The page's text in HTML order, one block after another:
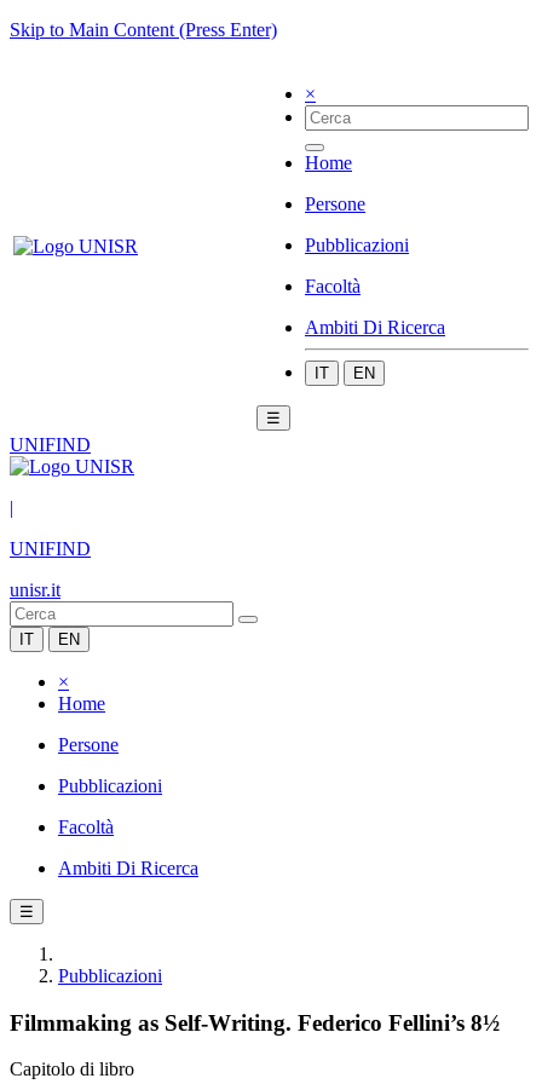
Skip to Main Content (Press Enter)
×
Home
Persone
Pubblicazioni
Facoltà
Ambiti Di Ricerca
IT EN
☰
UNIFIND
|
UNIFIND
unisr.it
IT EN
×
Home
Persone
Pubblicazioni
Facoltà
Ambiti Di Ricerca
☰
Pubblicazioni
Filmmaking as Self-Writing. Federico Fellini’s 8½
Capitolo di libro